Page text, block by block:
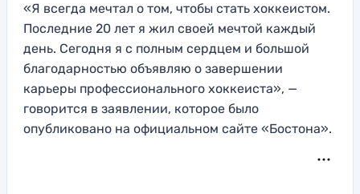
«Я всегда мечтал о том, чтобы стать хоккеистом.
Последние 20 лет я жил своей мечтой каждый
день. Сегодня я с полным сердцем и большой
благодарностью объявляю о завершении
карьеры профессионального хоккеиста», —
говорится в заявлении, которое было
опубликовано на официальном сайте «Бостона».